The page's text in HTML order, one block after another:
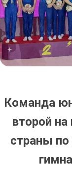
Команда
второй на
страны по